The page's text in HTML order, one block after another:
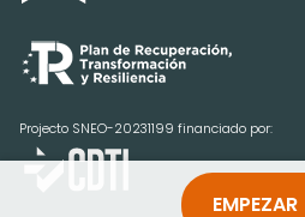
EMPEZAR
Projecto SNEO-20231199 financiado por: